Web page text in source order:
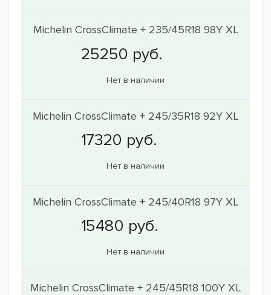
Michelin CrossClimate + 235/45R18 98Y XL
Нет в наличии
Michelin CrossClimate + 245/35R18 92Y XL
Нет в наличии
Michelin CrossClimate + 245/40R18 97Y XL
Нет в наличии
Michelin CrossClimate + 245/45R18 100Y XL